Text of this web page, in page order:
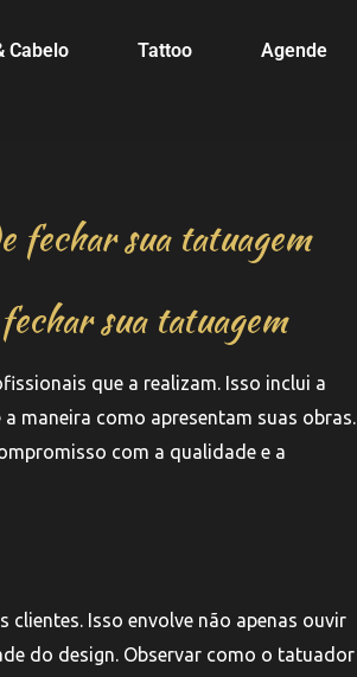
Cabelo Tattoo Agende
fechar sua tatuagem
sua tatuagem
que a realizam. Isso inclui a
maneira como apresentam suas obras.
com a qualidade e a
clientes. Isso envolve não apenas ouvir
do design. Observar como o tatuador